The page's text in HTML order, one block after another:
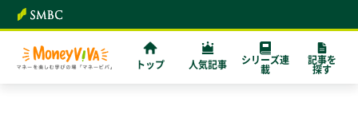
トップ 人気記事 シリーズ連
載
記事を
探す